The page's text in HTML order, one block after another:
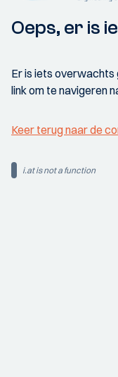
Oeps, er is
Er is iets overwachts
link om te navigeren
Keer terug naar de
i.at is not a function